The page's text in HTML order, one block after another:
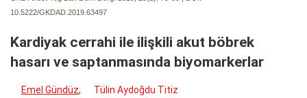
10.5222/GKDAD.2019.63497
Kardiyak cerrahi ile ilişkili akut böbrek
hasarı ve saptanmasında biyomarkerlar
Emel Gündüz,
Tülin Aydoğdu Titiz